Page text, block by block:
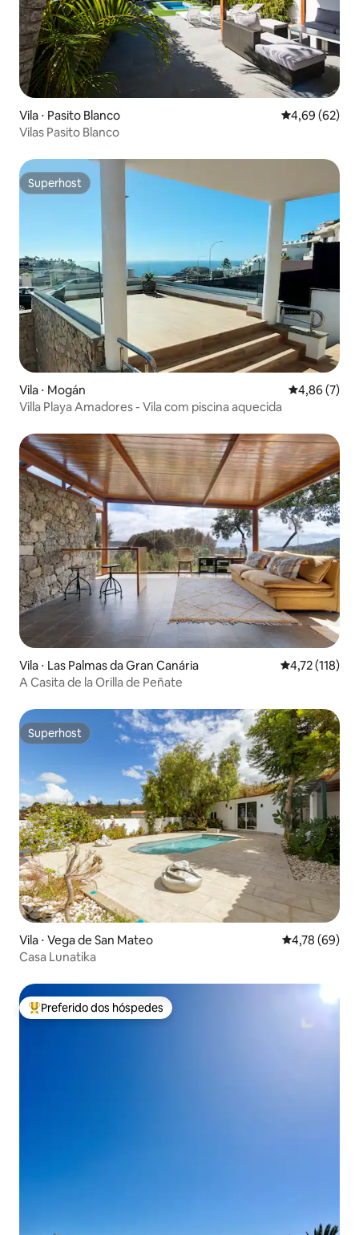
Vila ⋅ Pasito Blanco 4,69 de uma
4,69 (62)
Vilas Pasito Blanco
Superhost
Superhost
Vila ⋅ Mogán 4,86 de uma
4,86 (7)
Villa Playa Amadores - Vila com piscina aquecida
Vila ⋅ Las Palmas da Gran Canária 4,72 de uma
4,72 (118)
A Casita de la Orilla de Peñate
Superhost
Superhost
Vila ⋅ Vega de San Mateo 4,78 de uma
4,78 (69)
Casa Lunatika
Entre os melhores preferidos dos hóspedes
Preferido dos hóspedes